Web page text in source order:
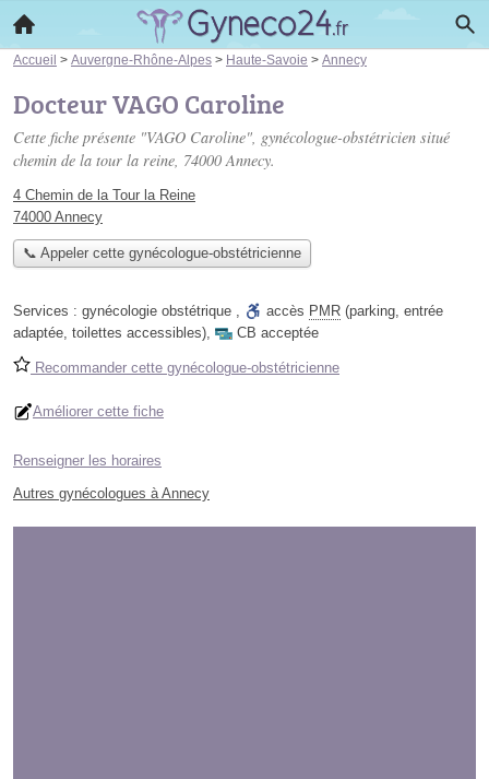
Accueil > Auvergne-Rhône-Alpes > Haute-Savoie > Annecy
Docteur VAGO Caroline
Cette fiche présente "VAGO Caroline", gynécologue-obstétricien situé
chemin de la tour la reine, 74000 Annecy.
4 Chemin de la Tour la Reine
74000 Annecy
📞 Appeler cette gynécologue-obstétricienne
Services : gynécologie obstétrique , accès PMR (parking, entrée
adaptée, toilettes accessibles), CB acceptée
Recommander cette gynécologue-obstétricienne
Améliorer cette fiche
Renseigner les horaires
Autres gynécologues à Annecy